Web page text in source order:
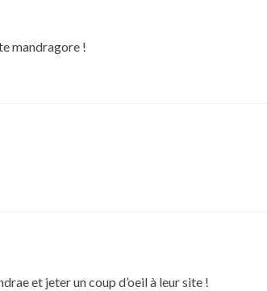
mandragore !
et jeter un coup d’oeil à leur site !